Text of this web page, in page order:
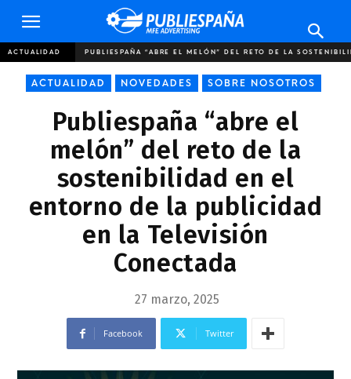
Publiespaña
ACTUALIDAD PUBLIESPAÑA “ABRE EL MELÓN” DEL RETO DE LA
ACTUALIDAD NOVEDADES SOBRE NOSOTROS
Publiespaña “abre el
melón” del reto de la
sostenibilidad en el
entorno de la publicidad
en la Televisión
Conectada
27 marzo, 2025
Facebook Twitter